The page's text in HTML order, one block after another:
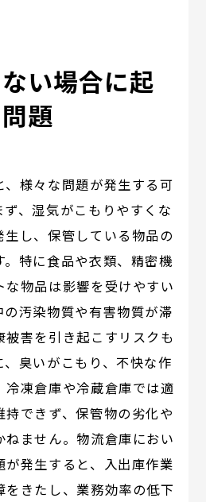
い場合に起
題
、様々な問題が発生する可
、湿気がこもりやすくな
生し、保管している物品の
特に食品や衣類、精密機
物品は影響を受けやすい
汚染物質や有害物質が滞
害を引き起こすリスクも
臭いがこもり、不快な作
凍倉庫や冷蔵倉庫では適
できず、保管物の劣化や
ねません。物流倉庫におい
が発生すると、入出庫作業
をきたし、業務効率の低下